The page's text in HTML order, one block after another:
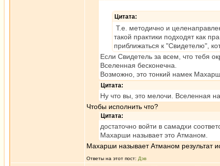
Цитата:
Т.е. методично и
такой практики подходят как
приближаться к "Свидетелю",
Если Свидетель за всем, что тебя
Вселенная бесконечна.
Возможно, это тонкий намек
Цитата:
Ну что вы, это мелочи. Вселенная
Чтобы исполнить что?
Цитата:
достаточно войти в самадхи
Махарши называет это Атманом.
Махарши называет Атманом результат
Ответы на этот пост: Дэв